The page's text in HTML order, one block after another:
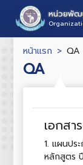
หน่วยพัฒ
หน้าแรก QA
QA
เอกสา
1. แผนปร
หลักสูตร